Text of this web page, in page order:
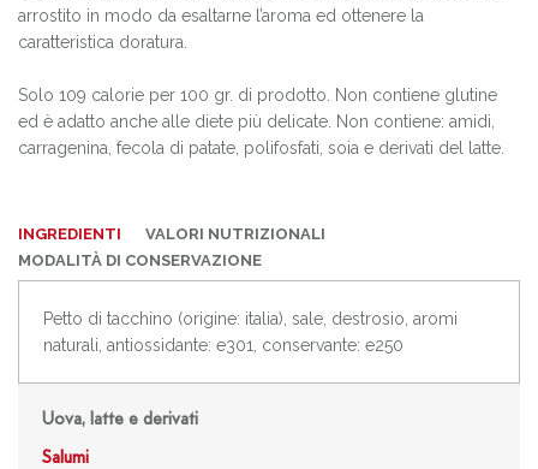
Uova, latte e derivati
Salumi
arrostito in modo da esaltarne l’aroma ed ottenere la
caratteristica doratura.
Solo 109 calorie per 100 gr. di prodotto. Non contiene glutine
ed è adatto anche alle diete più delicate. Non contiene: amidi,
carragenina, fecola di patate, polifosfati, soia e derivati del latte.
INGREDIENTI
VALORI NUTRIZIONALI
MODALITÀ DI CONSERVAZIONE
Petto di tacchino (origine: italia), sale, destrosio, aromi
naturali, antiossidante: e301, conservante: e250